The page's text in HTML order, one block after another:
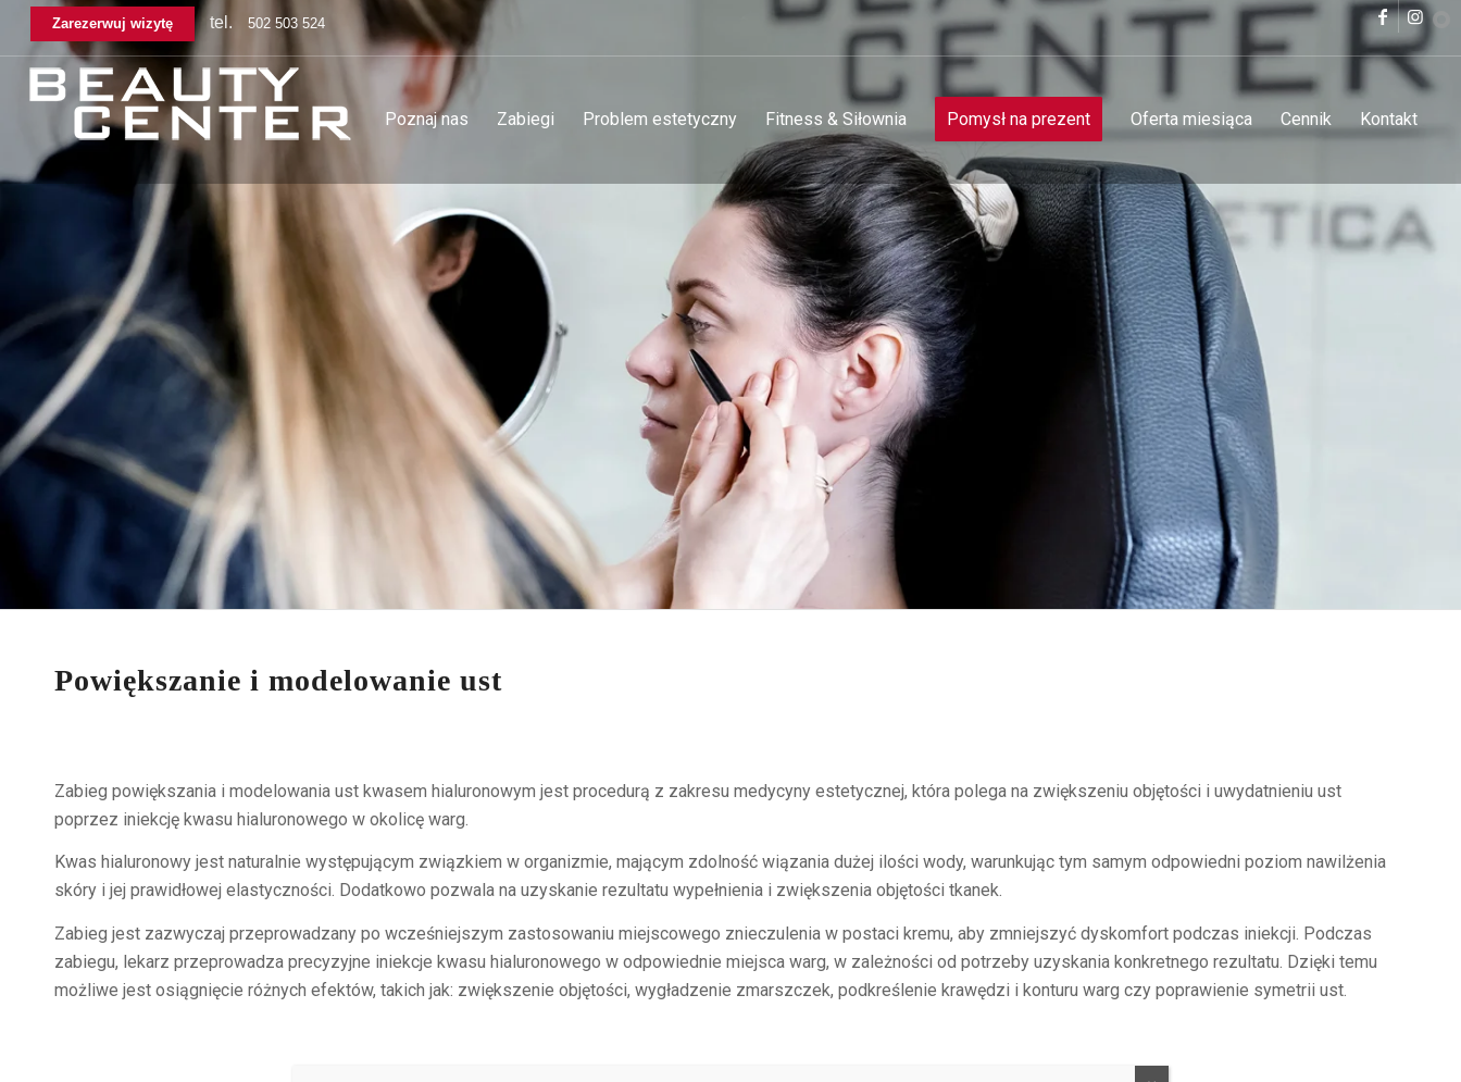
Zarezerwuj wizytę tel. 502 503 524
Poznaj nas Zabiegi Problem estetyczny Fitness & Siłownia Pomysł na prezent Oferta miesiąca Cennik Kontakt
Powiększanie i modelowanie ust
Zabieg powiększania i modelowania ust kwasem hialuronowym jest procedurą z zakresu medycyny estetycznej, która polega na zwiększeniu objętości i uwydatnieniu ust
poprzez iniekcję kwasu hialuronowego w okolicę warg.
Kwas hialuronowy jest naturalnie występującym związkiem w organizmie, mającym zdolność wiązania dużej ilości wody, warunkując tym samym odpowiedni poziom nawilżenia
skóry i jej prawidłowej elastyczności. Dodatkowo pozwala na uzyskanie rezultatu wypełnienia i zwiększenia objętości tkanek.
Zabieg jest zazwyczaj przeprowadzany po wcześniejszym zastosowaniu miejscowego znieczulenia w postaci kremu, aby zmniejszyć dyskomfort podczas iniekcji. Podczas
zabiegu, lekarz przeprowadza precyzyjne iniekcje kwasu hialuronowego w odpowiednie miejsca warg, w zależności od potrzeby uzyskania konkretnego rezultatu. Dzięki temu
możliwe jest osiągnięcie różnych efektów, takich jak: zwiększenie objętości, wygładzenie zmarszczek, podkreślenie krawędzi i konturu warg czy poprawienie symetrii ust.